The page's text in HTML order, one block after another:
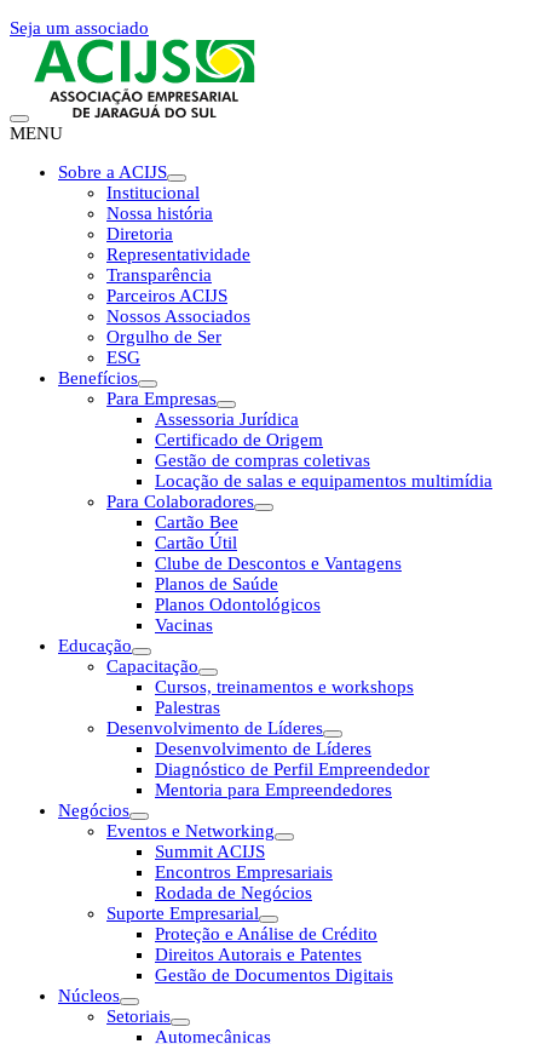
Seja um associado
MENU
Sobre a ACIJS
Institucional
Nossa história
Diretoria
Representatividade
Transparência
Parceiros ACIJS
Nossos Associados
Orgulho de Ser
ESG
Benefícios
Para Empresas
Assessoria Jurídica
Certificado de Origem
Gestão de compras coletivas
Locação de salas e equipamentos multimídia
Para Colaboradores
Cartão Bee
Cartão Útil
Clube de Descontos e Vantagens
Planos de Saúde
Planos Odontológicos
Vacinas
Educação
Capacitação
Cursos, treinamentos e workshops
Palestras
Desenvolvimento de Líderes
Desenvolvimento de Líderes
Diagnóstico de Perfil Empreendedor
Mentoria para Empreendedores
Negócios
Eventos e Networking
Summit ACIJS
Encontros Empresariais
Rodada de Negócios
Suporte Empresarial
Proteção e Análise de Crédito
Direitos Autorais e Patentes
Gestão de Documentos Digitais
Núcleos
Setoriais
Automecânicas